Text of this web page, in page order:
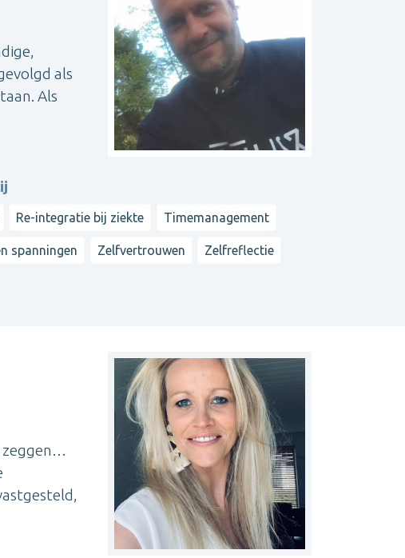
als
Als
Re-integratie bij ziekte Timemanagement
spanningen Zelfvertrouwen Zelfreflectie
zeggen…